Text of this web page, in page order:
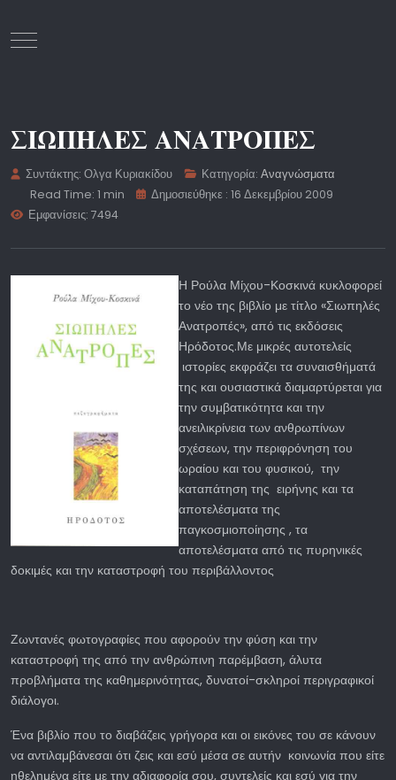
Mobile Menu Toggle
ΣΙΩΠΗΛΕΣ ΑΝΑΤΡΟΠΕΣ
Συντάκτης:Ολγα Κυριακίδου Κατηγορία:Αναγνώσματα
Read Time: 1 min
Δημοσιεύθηκε : 16 Δεκεμβρίου 2009
Εμφανίσεις: 7494
Η Ρούλα Μίχου-Κοσκινά κυκλοφορεί
το νέο της βιβλίο με τίτλο «Σιωπηλές
Ανατροπές», από τις εκδόσεις
Ηρόδοτος.Με μικρές αυτοτελείς
ιστορίες εκφράζει τα συναισθήματά
της και ουσιαστικά διαμαρτύρεται για
την συμβατικότητα και την
ανειλικρίνεια των ανθρωπίνων
σχέσεων, την περιφρόνηση του
ωραίου και του φυσικού, την
καταπάτηση της ειρήνης και τα
αποτελέσματα της
παγκοσμιοποίησης , τα
αποτελέσματα από τις πυρηνικές
δοκιμές και την καταστροφή του περιβάλλοντος
Ζωντανές φωτογραφίες που αφορούν την φύση και την
καταστροφή της από την ανθρώπινη παρέμβαση, άλυτα
προβλήματα της καθημερινότητας, δυνατοί-σκληροί περιγραφικοί
διάλογοι.
Ένα βιβλίο που το διαβάζεις γρήγορα και οι εικόνες του σε κάνουν
να αντιλαμβάνεσαι ότι ζεις και εσύ μέσα σε αυτήν κοινωνία που είτε
ηθελημένα είτε με την αδιαφορία σου, συντελείς και εσύ για την